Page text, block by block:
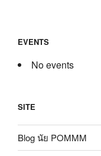
EVENTS
No events
SITE
Blog นัย POMMM